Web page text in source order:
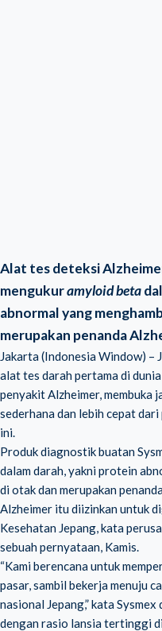
Alat tes deteksi
mengukuramyloid beta
abnormal yang
merupakan penanda
Jakarta (Indonesia Window) –
alat tes darah pertama di
penyakit Alzheimer, membuka
sederhana dan lebih cepat
ini.
Produk diagnostik buatan
dalam darah, yakni protein
di otak dan merupakan
Alzheimer itu diizinkan untuk
Kesehatan Jepang, kata
sebuah pernyataan, Kamis.
“Kami berencana untuk
pasar, sambil bekerja menuju
nasional Jepang,” kata
dengan rasio lansia tertinggi